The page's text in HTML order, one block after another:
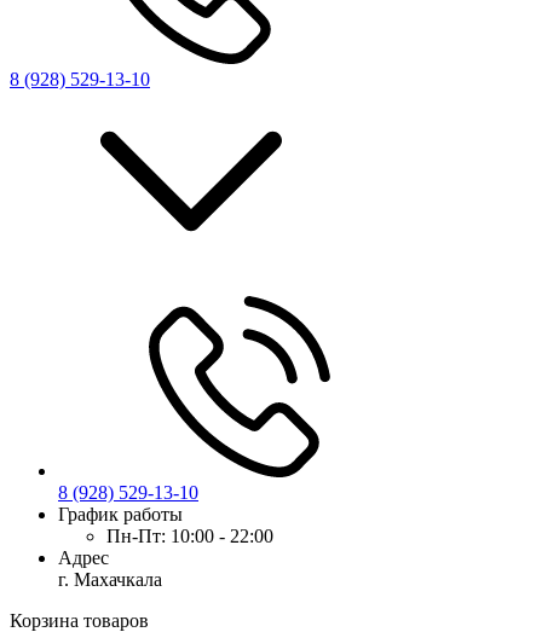
8 (928) 529-13-10
8 (928) 529-13-10
График работы
Пн-Пт: 10:00 - 22:00
Адрес
г. Махачкала
Корзина товаров